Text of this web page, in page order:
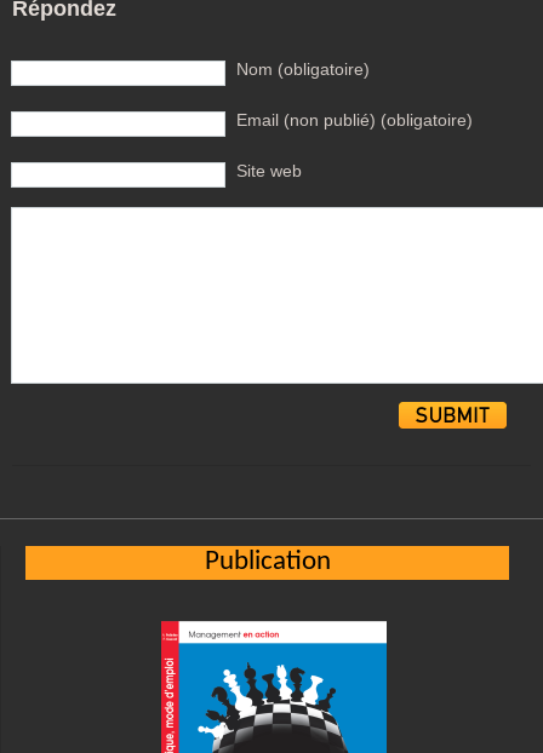
Répondez
Nom (obligatoire)
Email (non publié) (obligatoire)
Site web
Publication